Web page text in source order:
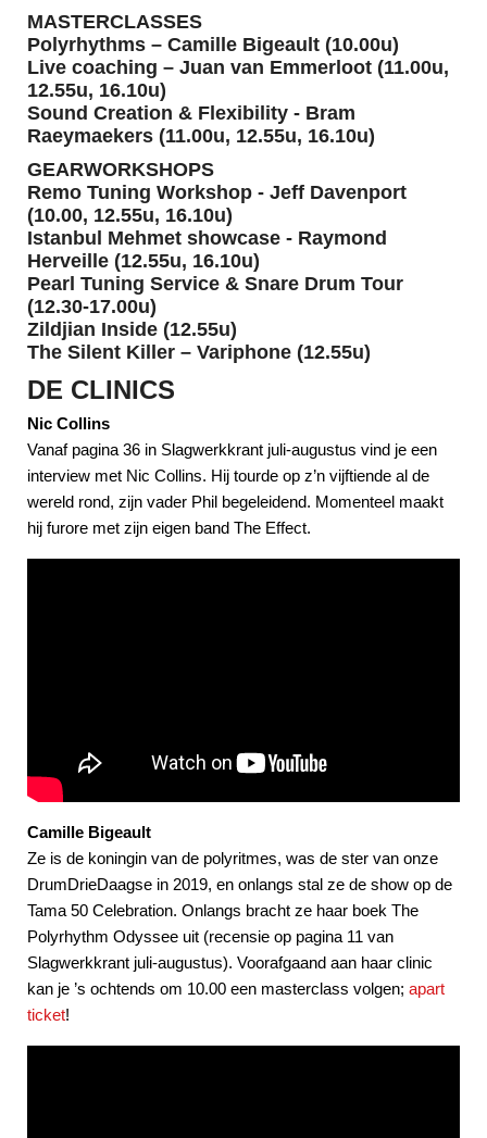
MASTERCLASSES
Polyrhythms – Camille Bigeault (10.00u)
Live coaching – Juan van Emmerloot (11.00u,
12.55u, 16.10u)
Sound Creation & Flexibility - Bram
Raeymaekers (11.00u, 12.55u, 16.10u)
GEARWORKSHOPS
Remo Tuning Workshop - Jeff Davenport
(10.00, 12.55u, 16.10u)
Istanbul Mehmet showcase - Raymond
Herveille (12.55u, 16.10u)
Pearl Tuning Service & Snare Drum Tour
(12.30-17.00u)
Zildjian Inside (12.55u)
The Silent Killer – Variphone (12.55u)
DE CLINICS
Nic Collins
Vanaf pagina 36 in Slagwerkkrant juli-augustus vind je een
interview met Nic Collins. Hij tourde op z’n vijftiende al de
wereld rond, zijn vader Phil begeleidend. Momenteel maakt
hij furore met zijn eigen band The Effect.
Camille Bigeault
Ze is de koningin van de polyritmes, was de ster van onze
DrumDrieDaagse in 2019, en onlangs stal ze de show op de
Tama 50 Celebration. Onlangs bracht ze haar boek The
Polyrhythm Odyssee uit (recensie op pagina 11 van
Slagwerkkrant juli-augustus). Voorafgaand aan haar clinic
kan je ’s ochtends om 10.00 een masterclass volgen; apart
ticket!